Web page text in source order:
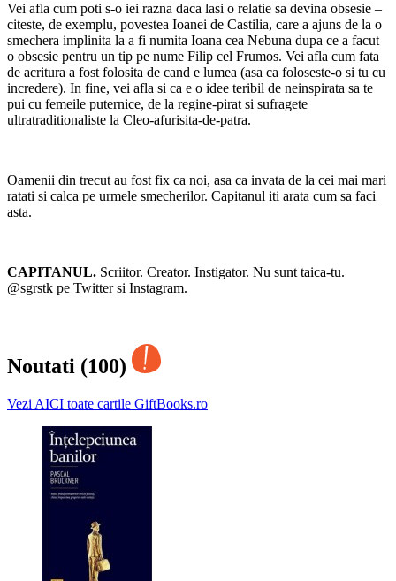
Vei afla cum poti s-o iei razna daca lasi o relatie sa devina obsesie –
citeste, de exemplu, povestea Ioanei de Castilia, care a ajuns de la o
smechera implinita la a fi numita Ioana cea Nebuna dupa ce a facut
o obsesie pentru un tip pe nume Filip cel Frumos. Vei afla cum fata
de acritura a fost folosita de cand e lumea (asa ca foloseste-o si tu cu
incredere). In fine, vei afla si ca e o idee teribil de neinspirata sa te
pui cu femeile puternice, de la regine-pirat si sufragete
ultratraditionaliste la Cleo-afurisita-de-patra.
Oamenii din trecut au fost fix ca noi, asa ca invata de la cei mai mari
ratati si calca pe urmele smecherilor. Capitanul iti arata cum sa faci
asta.
CAPITANUL. Scriitor. Creator. Instigator. Nu sunt taica-tu.
@sgrstk pe Twitter si Instagram.
Noutati (100)
Vezi AICI toate cartile GiftBooks.ro